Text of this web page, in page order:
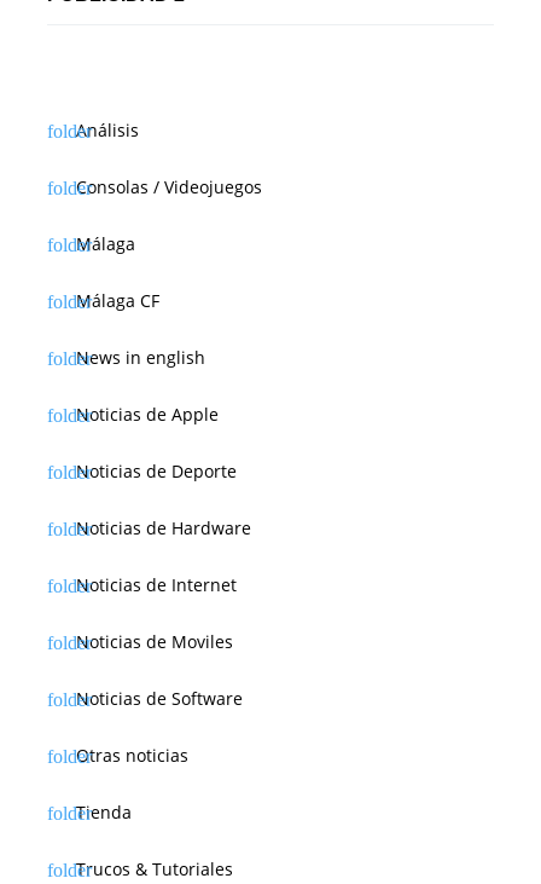
Análisis
Consolas / Videojuegos
Málaga
Málaga CF
News in english
Noticias de Apple
Noticias de Deporte
Noticias de Hardware
Noticias de Internet
Noticias de Moviles
Noticias de Software
Otras noticias
Tienda
Trucos & Tutoriales